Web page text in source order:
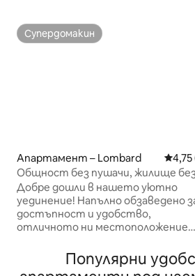
Супердомакин
Супердомакин
Апартамент – Lombard
4,75
Общност без пушачи, жилище
домашни любимци, пералня и
сушилня
Добре дошли в нашето уютно
уединение! Напълно обзаведено
достъпност и удобство,
отличното ни местоположение
Оукбрук и центъра на Чикаго
осигурява идеалната база за
Популярни